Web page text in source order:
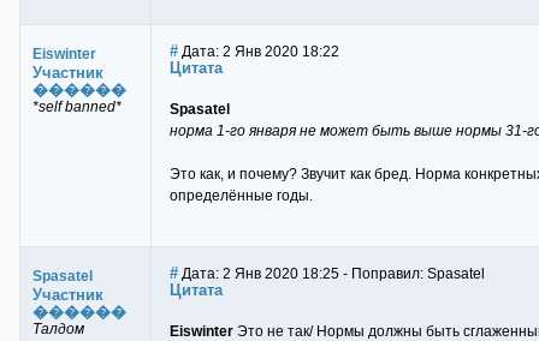
Eiswinter
Участник
������
*self banned*
# Дата: 2 Янв 2020 18:22
Цитата
Spasatel
норма 1-го января не может быть выше нормы 31-
Это как, и почему? Звучит как бред. Норма
определённые годы.
Spasatel
Участник
������
Талдом
# Дата: 2 Янв 2020 18:25 - Поправил: Spasatel
Цитата
Eiswinter Это не так/ Нормы должны быть